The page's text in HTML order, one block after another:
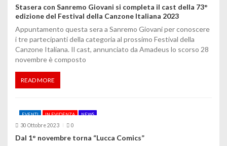
l
i
Stasera con Sanremo Giovani si completa il cast della 73°
edizione del Festival della Canzone Italiana 2023
Appuntamento questa sera a Sanremo Giovani per conoscere
i tre partecipanti della categoria al prossimo Festival della
Canzone Italiana. Il cast, annunciato da Amadeus lo scorso 28
novembre è composto
READ MORE
EVENTI IN EVIDENZA NEWS
30 Ottobre 2023 0
Dal 1° novembre torna “Lucca Comics”